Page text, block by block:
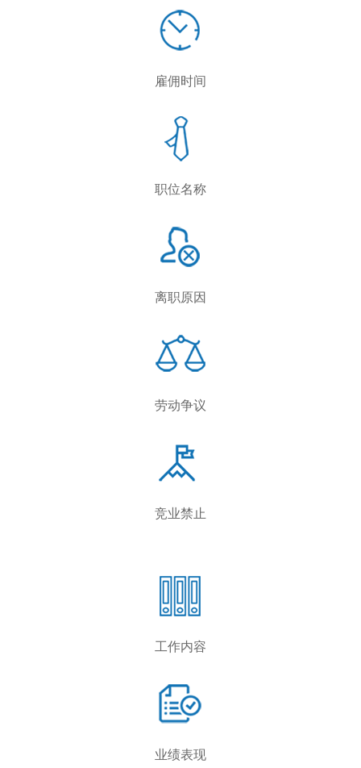
雇佣时间
职位名称
离职原因
劳动争议
竞业禁止
工作内容
业绩表现